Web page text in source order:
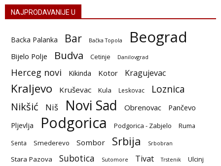
NAJPRODAVANIJE U
Backa Palanka Bar Bačka Topola Beograd
Bijelo Polje Budva Cetinje Danilovgrad
Herceg novi Kikinda Kotor Kragujevac
Kraljevo Kruševac Kula Leskovac Loznica
Nikšić Niš Novi Sad Obrenovac Pančevo
Pljevlja Podgorica Podgorica - Zabjelo Ruma
Senta Smederevo Sombor Srbija Srbobran
Stara Pazova Subotica Sutomore Tivat Trstenik Ulcinj